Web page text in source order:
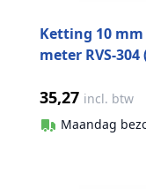
Ketting 10
meter RVS-304
35,27 incl. btw
Maandag